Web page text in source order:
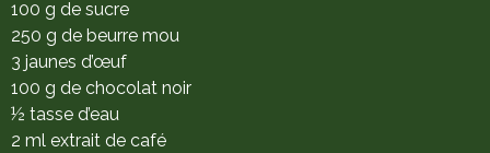
100 g de sucre
250 g de beurre mou
3 jaunes d’œuf
100 g de chocolat noir
½ tasse d’eau
2 ml extrait de café